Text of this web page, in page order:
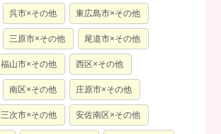
呉市×その他 東広島市×その他
三原市×その他 尾道市×その他
福山市×その他 西区×その他
南区×その他 庄原市×その他
三次市×その他 安佐南区×その他